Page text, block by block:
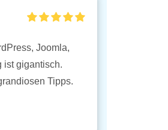
Joomla,
ist gigantisch.
Tipps.